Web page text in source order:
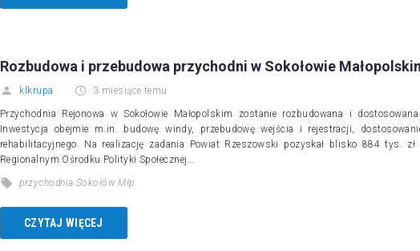
Rozbudowa i przebudowa przychodni w Sokołowie
klkrupa 3 miesiące temu
Przychodnia Rejonowa w Sokołowie Małopolskim zostanie rozbudowana i
Inwestycja obejmie m.in. budowę windy, przebudowę wejścia i rejestracji,
rehabilitacyjnego. Na realizację zadania Powiat Rzeszowski pozyskał blisko 884 tys.
Regionalnym Ośrodku Polityki Społecznej…
przychodnia Sokołów Młp.
CZYTAJ WIĘCEJ